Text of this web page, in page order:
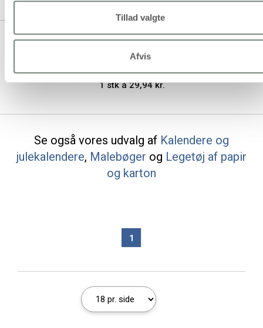
Tillad valgte
Afvis
Sticky notes sortiment og
13,8x22 cm, guld, rød, koral, 2
ark/ 1 pk.
1 stk á 29,94 kr.
Se også vores udvalg af Kalendere og
julekalendere, Malebøger og Legetøj af papir
og karton
1